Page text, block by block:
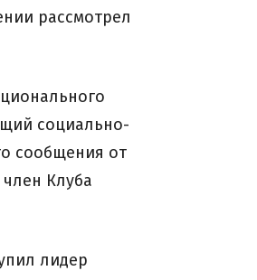
рассмотрел
социально-
сообщения от
Клуба
лидер